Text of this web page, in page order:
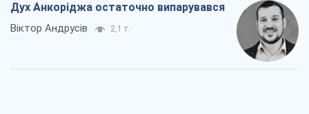
Дух Анкоріджа остаточно випарувався
Віктор Андрусів 2,1 т.